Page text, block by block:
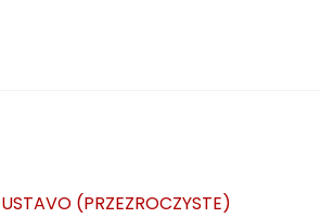
(PRZEZROCZYSTE)